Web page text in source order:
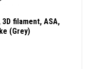
filament, ASA,
(Grey)